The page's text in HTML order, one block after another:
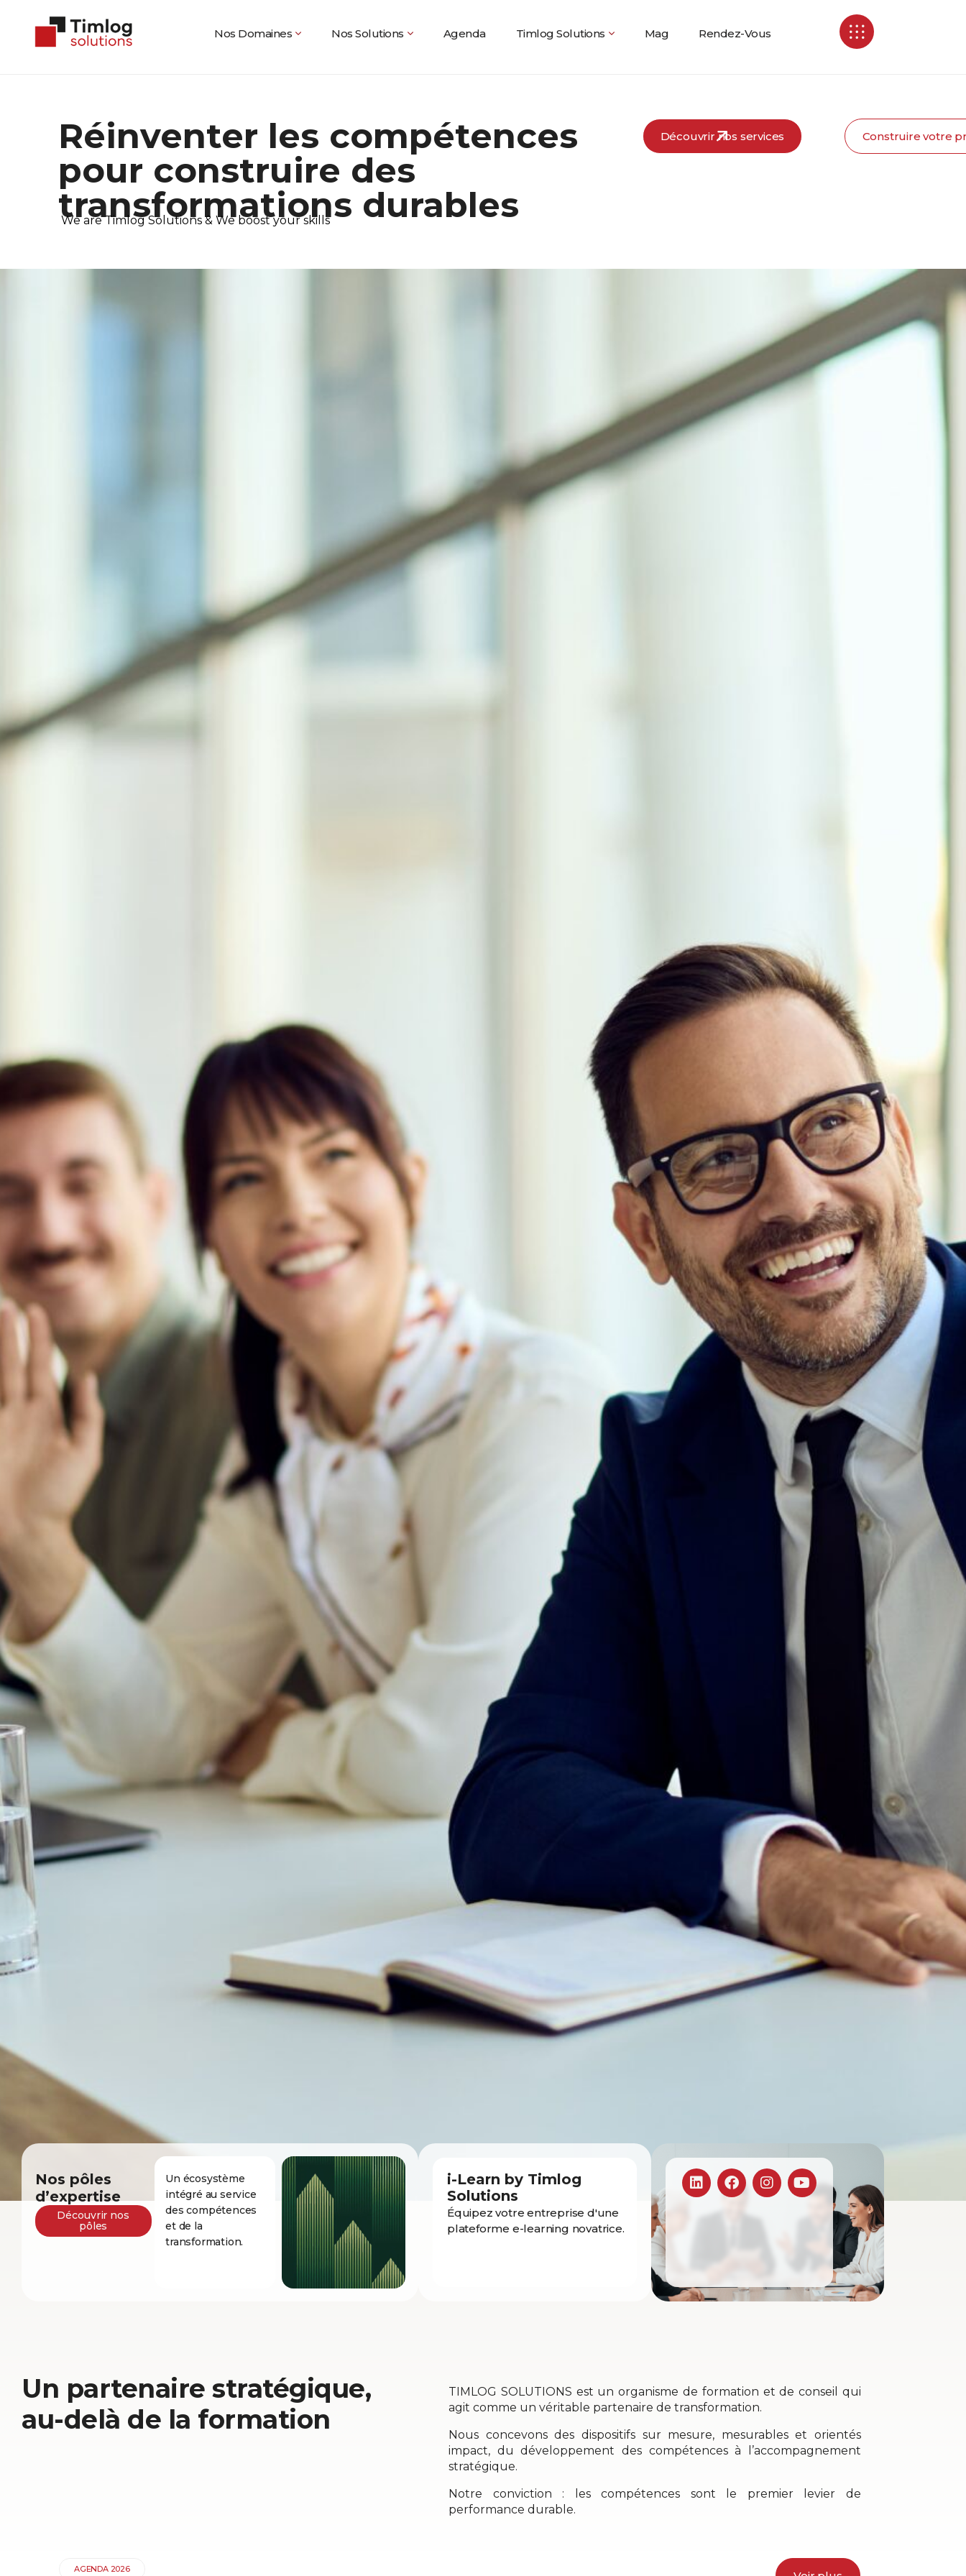
Nos Domaines Nos Solutions Agenda Timlog Solutions Mag Rendez-Vous
Réinventer les compétences
pour construire des
transformations durables
We are Timlog Solutions & We boost your skills
Découvrir nos services Construire votre
Nos pôles
d’expertise
Découvrir nos
pôles
Un écosystème
intégré au service
des compétences
et de la
transformation.
i-Learn by Timlog
Solutions
Équipez votre entreprise d'une
plateforme e-learning novatrice.
Un partenaire stratégique,
au-delà de la formation
TIMLOG SOLUTIONS est un organisme de formation et de conseil qui
agit comme un véritable partenaire de transformation.
Nous concevons des dispositifs sur mesure, mesurables et orientés
impact, du développement des compétences à l’accompagnement
stratégique.
Notre conviction : les compétences sont le premier levier de
performance durable.
AGENDA 2026